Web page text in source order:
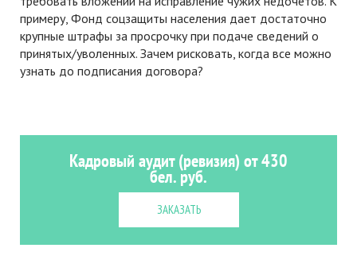
примеру, Фонд соцзащиты населения дает достаточно
крупные штрафы за просрочку при подаче сведений о
принятых/уволенных. Зачем рисковать, когда все можно
узнать до подписания договора?
Кадровый аудит (ревизия) от 430
бел. руб.
ЗАКАЗАТЬ